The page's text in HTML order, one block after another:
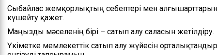
Сыбайлас жемқорлықтың себептері мен
күшейту қажет.
Маңызды мәселенің бірі – сатып алу саласын жетілдіру.
Үкіметке мемлекеттік сатып алу жүйесін